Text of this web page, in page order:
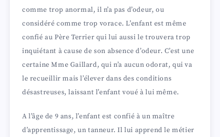
V
i
d
e
o
comme trop anormal, il n’a pas d’odeur, ou
considéré comme trop vorace. L’enfant est même
confié au Père Terrier qui lui aussi le trouvera trop
inquiétant à cause de son absence d’odeur. C’est une
certaine Mme Gaillard, qui n’a aucun odorat, qui va
le recueillir mais l’élever dans des conditions
désastreuses, laissant l’enfant voué à lui même.
A l’âge de 9 ans, l’enfant est confié à un maître
d’apprentissage, un tanneur. Il lui apprend le métier